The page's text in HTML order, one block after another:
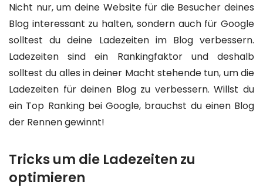
Nicht nur, um deine Website für die Besucher deines
Blog interessant zu halten, sondern auch für Google
solltest du deine Ladezeiten im Blog verbessern.
Ladezeiten sind ein Rankingfaktor und deshalb
solltest du alles in deiner Macht stehende tun, um die
Ladezeiten für deinen Blog zu verbessern. Willst du
ein Top Ranking bei Google, brauchst du einen Blog
der Rennen gewinnt!
Tricks um die Ladezeiten zu
optimieren